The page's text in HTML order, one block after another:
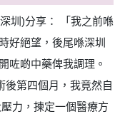
圳)分享： 「我之前喺
好絕望，後尾喺深圳
咗啲中藥俾我調理。
後第四個月，我竟然自
力，揀定一個醫療方